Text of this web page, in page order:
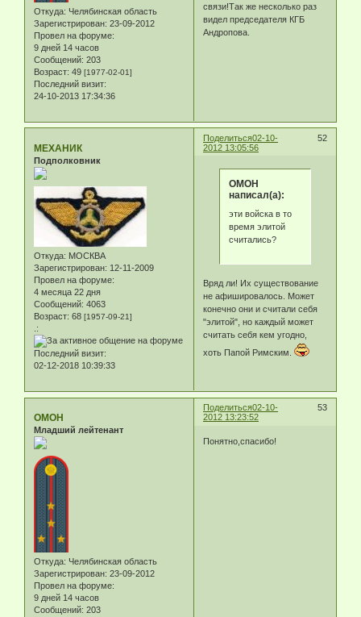
Откуда: Челябинская область
Зарегистрирован: 23-09-2012
Провел на форуме:
9 дней 14 часов
Сообщений: 203
Возраст: 49 [1977-02-01]
Последний визит:
24-10-2013 17:34:36
связи!Так же несколько раз
видел председателя КГБ
Андропова.
Поделиться 52
02-10-
2012 13:05:56
МЕХАНИК
Подполковник
Откуда: МОСКВА
Зарегистрирован: 12-11-2009
Провел на форуме:
4 месяца 22 дня
Сообщений: 4063
Возраст: 68 [1957-09-21]
.:
Последний визит:
02-12-2018 10:39:33
ОМОН
написал(а):
эти войска в то
время элитой
считались?
Вряд ли! Их существование
не афишировалось. Может
конечно они и считали себя
"элитой", но каждый может
считать себя кем угодно,
хоть Папой Римским.
Поделиться 53
02-10-
2012 13:23:52
ОМОН
Младший лейтенант
Откуда: Челябинская область
Зарегистрирован: 23-09-2012
Провел на форуме:
9 дней 14 часов
Сообщений: 203
Понятно,спасибо!